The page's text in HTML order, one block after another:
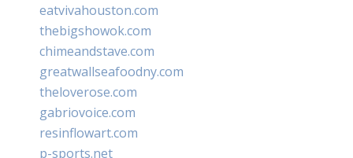
eatvivahouston.com
thebigshowok.com
chimeandstave.com
greatwallseafoodny.com
theloverose.com
gabriovoice.com
resinflowart.com
p-sports.net